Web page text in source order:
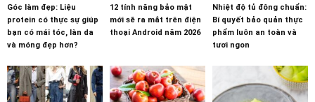
Góc làm đẹp: Liệu
protein có thực sự giúp
bạn có mái tóc, làn da
và móng đẹp hơn?
12 tính năng bảo mật
mới sẽ ra mắt trên điện
thoại Android năm 2026
Nhiệt độ tủ đông chuẩn:
Bí quyết bảo quản thực
phẩm luôn an toàn và
tươi ngon